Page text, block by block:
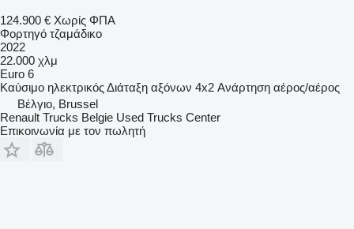
124.900 € Χωρίς ΦΠΑ
Φορτηγό τζαμάδικο
2022
22.000 χλμ
Euro 6
Καύσιμο ηλεκτρικόςΔιάταξη αξόνων 4x2 Ανάρτηση αέρος/αέρος
Βέλγιο, Brussel
Renault Trucks Belgie Used Trucks Center
Επικοινωνία με τον πωλητή